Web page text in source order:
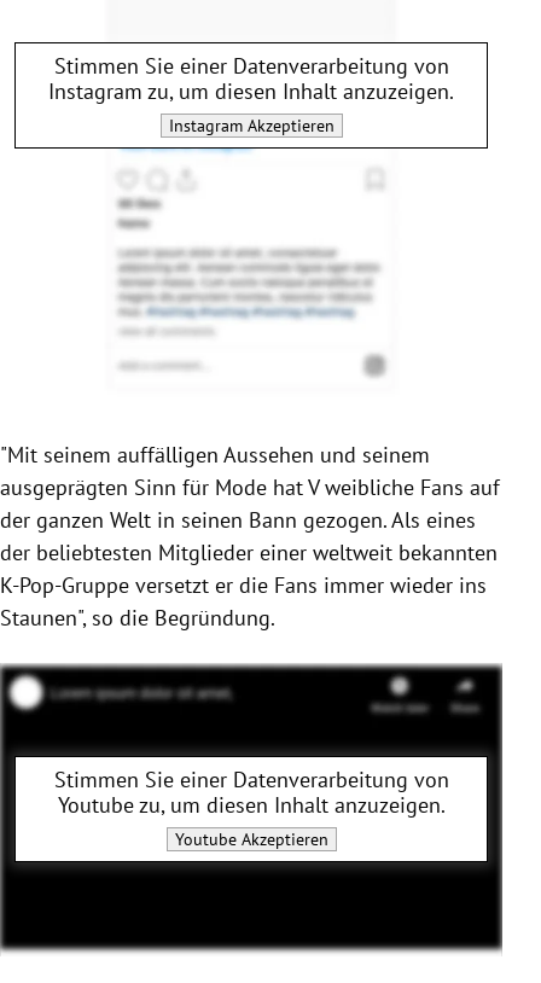
Stimmen Sie einer Datenverarbeitung von
Instagram zu, um diesen Inhalt anzuzeigen.
InstagramAkzeptieren
"Mit seinem auffälligen Aussehen und seinem
ausgeprägten Sinn für Mode hatVweibliche Fans auf
der ganzen Welt in seinen Bann gezogen. Als eines
der beliebtesten Mitglieder einer weltweit bekannten
K-Pop-Gruppe versetzt er die Fans immer wieder ins
Staunen", so die Begründung.
Stimmen Sie einer Datenverarbeitung von
Youtubezu, um diesen Inhalt anzuzeigen.
YoutubeAkzeptieren